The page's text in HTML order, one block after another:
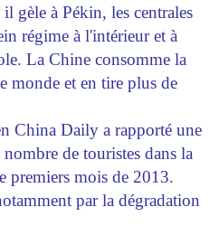
gèle à Pékin, les centrales
régime à l'intérieur et à
La Chine consomme la
monde et en tire plus de
China Daily a rapporté une
de touristes dans la
premiers mois de 2013.
par la dégradation